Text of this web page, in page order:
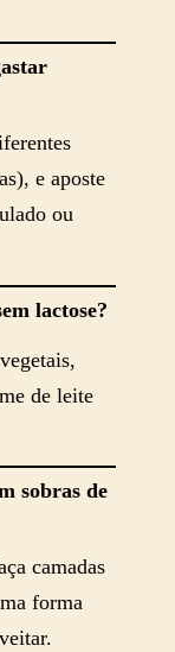
e aposte
ou
lactose?
de leite
sobras de
camadas
forma